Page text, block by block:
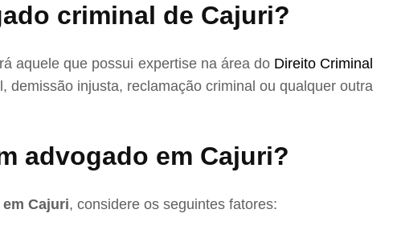
criminal de Cajuri?
aquele que possui expertise na área do Direito Criminal
demissão injusta, reclamação criminal ou qualquer outra
advogado em Cajuri?
Cajuri, considere os seguintes fatores: